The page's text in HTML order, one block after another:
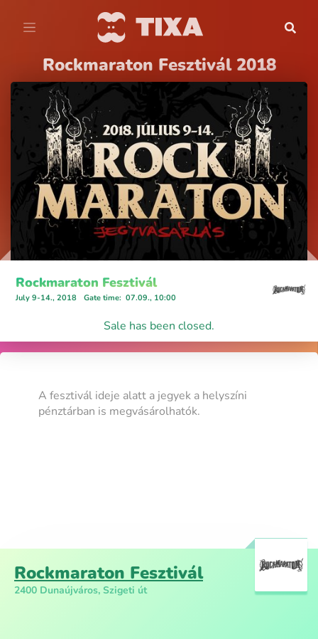
Rockmaraton Fesztivál 2018
Rockmaraton Fesztivál
July 9-14., 2018 Gate time: 07.09., 10:00
Sale has been closed.
A fesztivál ideje alatt a jegyek a helyszíni
pénztárban is megvásárolhatók.
Rockmaraton Fesztivál
2400 Dunaújváros, Szigeti út